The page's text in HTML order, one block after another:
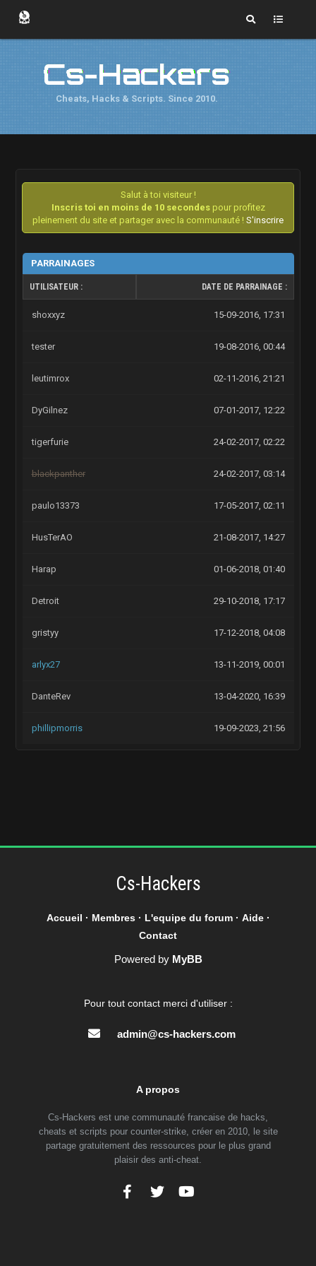
Cs-Hackers
Cheats, Hacks & Scripts. Since 2010.
Salut à toi visiteur !
Inscris toi en moins de 10 secondespour profitez
pleinement du site et partager avec la communauté ! S'inscrire
PARRAINAGES
UTILISATEUR : DATE DE PARRAINAGE :
shoxxyz 15-09-2016, 17:31
tester 19-08-2016, 00:44
leutimrox 02-11-2016, 21:21
DyGilnez 07-01-2017, 12:22
tigerfurie 24-02-2017, 02:22
blackpanther 24-02-2017, 03:14
paulo13373 17-05-2017, 02:11
HusTerAO 21-08-2017, 14:27
Harap 01-06-2018, 01:40
Detroit 29-10-2018, 17:17
gristyy 17-12-2018, 04:08
arlyx27 13-11-2019, 00:01
DanteRev 13-04-2020, 16:39
phillipmorris 19-09-2023, 21:56
Cs-Hackers
Accueil · Membres· L'equipe du forum· Aide·
Contact
Powered by MyBB
Pour tout contact merci d'utiliser :
admin@cs-hackers.com
A propos
Cs-Hackers est une communauté francaise de hacks,
cheats et scripts pour counter-strike, créer en 2010, le site
partage gratuitement des ressources pour le plus grand
plaisir des anti-cheat.